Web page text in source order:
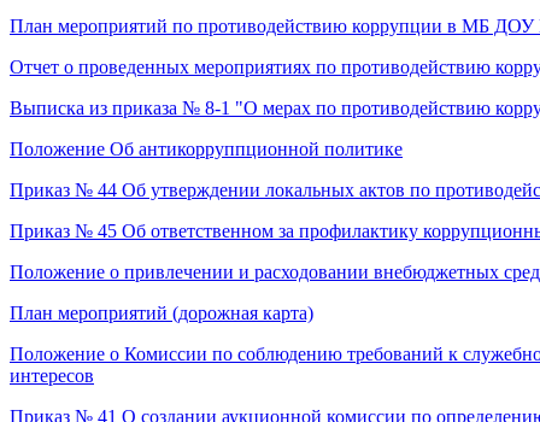
План мероприятий по противодействию коррупции в МБ ДОУ
Отчет о проведенных мероприятиях по противодействию
Выписка из приказа № 8-1 "О мерах по противодействию
Положение Об антикорруппционной политике
Приказ № 44 Об утверждении локальных актов по
Приказ № 45 Об ответственном за профилактику
Положение о привлечении и расходовании внебюджетных
План мероприятий (дорожная карта)
Положение о Комиссии по соблюдению требований к
интересов
Приказ № 41 О создании аукционной комиссии по